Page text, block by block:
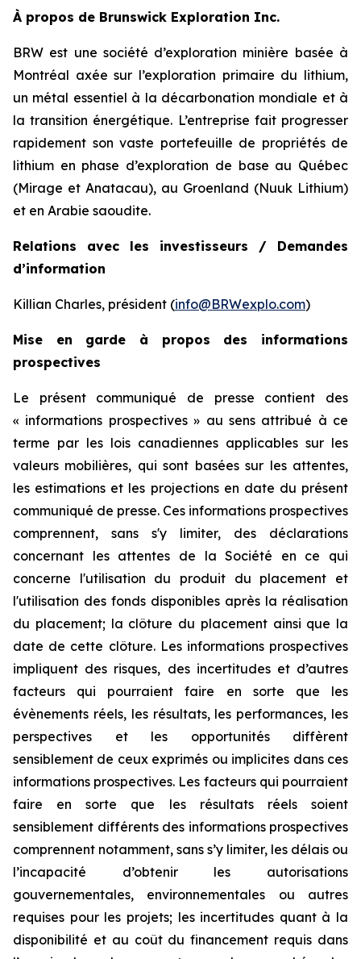
À propos de Brunswick Exploration Inc.
BRW est une société d’exploration minière basée à
Montréal axée sur l’exploration primaire du lithium,
un métal essentiel à la décarbonation mondiale et à
la transition énergétique. L’entreprise fait progresser
rapidement son vaste portefeuille de propriétés de
lithium en phase d’exploration de base au Québec
(Mirage et Anatacau), au Groenland (Nuuk Lithium)
et en Arabie saoudite.
Relations avec les investisseurs / Demandes
d’information
Killian Charles, président (info@BRWexplo.com)
Mise en garde à propos des informations
prospectives
Le présent communiqué de presse contient des
« informations prospectives » au sens attribué à ce
terme par les lois canadiennes applicables sur les
valeurs mobilières, qui sont basées sur les attentes,
les estimations et les projections en date du présent
communiqué de presse. Ces informations prospectives
comprennent, sans s'y limiter, des déclarations
concernant les attentes de la Société en ce qui
concerne l'utilisation du produit du placement et
l'utilisation des fonds disponibles après la réalisation
du placement; la clôture du placement ainsi que la
date de cette clôture. Les informations prospectives
impliquent des risques, des incertitudes et d’autres
facteurs qui pourraient faire en sorte que les
évènements réels, les résultats, les performances, les
perspectives et les opportunités diffèrent
sensiblement de ceux exprimés ou implicites dans ces
informations prospectives. Les facteurs qui pourraient
faire en sorte que les résultats réels soient
sensiblement différents des informations prospectives
comprennent notamment, sans s’y limiter, les délais ou
l’incapacité d’obtenir les autorisations
gouvernementales, environnementales ou autres
requises pour les projets; les incertitudes quant à la
disponibilité et au coût du financement requis dans